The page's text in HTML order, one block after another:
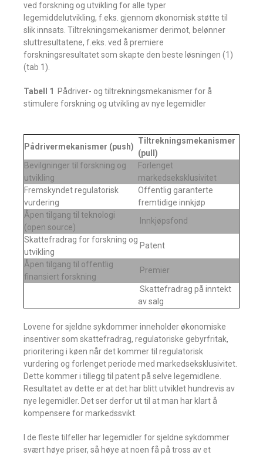
ved forskning og utvikling for alle typer
legemiddelutvikling, f.eks. gjennom økonomisk støtte til
slik innsats. Tiltrekningsmekanismer derimot, belønner
sluttresultatene, f.eks. ved å premiere
forskningsresultatet som skapte den beste løsningen (1)
(tab 1).
Tabell 1
Pådriver- og tiltrekningsmekanismer for å
stimulere forskning og utvikling av nye legemidler
Pådrivermekanismer (push)
Tiltrekningsmekanismer
(pull)
Bevilgninger til forskning og
utvikling
Forlenget
markedseksklusivitet
Fremskyndet regulatorisk
vurdering
Offentlig garanterte
fremtidige innkjøp
Åpen tilgang til teknologi
(open source)
Innkjøpsfond
Skattefradrag for forskning og
utvikling
Patent
Åpen tilgang til offentlig
finansiert forskning
Premier
Skattefradrag på inntekt
av salg
Lovene for sjeldne sykdommer inneholder økonomiske
insentiver som skattefradrag, regulatoriske gebyrfritak,
prioritering i køen når det kommer til regulatorisk
vurdering og forlenget periode med markedseksklusivitet.
Dette kommer i tillegg til patent på selve legemidlene.
Resultatet av dette er at det har blitt utviklet hundrevis av
nye legemidler. Det ser derfor ut til at man har klart å
kompensere for markedssvikt.
I de fleste tilfeller har legemidler for sjeldne sykdommer
svært høye priser, så høye at noen få på tross av et